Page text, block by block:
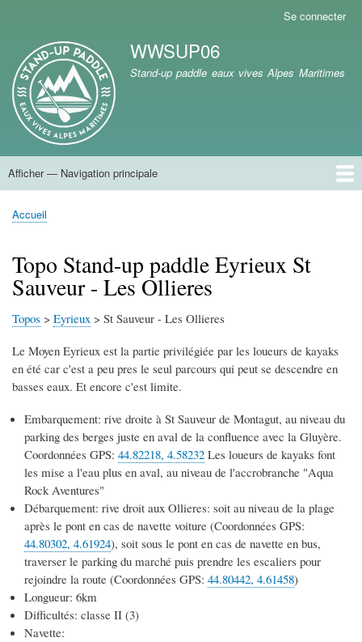
contenu
principal
compte
de
l'utilisateur
Se connecter
Marque du site
WWSUP06
Stand-up paddle eaux vives Alpes Maritimes
Navigation
Afficher — Navigation principale
Accueil
Fil
Accueil
Topo Stand-up paddle Eyrieux St
Sauveur - Les Ollieres
Topos > Eyrieux > St Sauveur - Les Ollieres
Le Moyen Eyrieux est la partie privilégiée par les loueurs de kayaks
en été car c'est a peu pres le seul parcours qui peut se descendre en
basses eaux. Et encore c'est limite.
Embarquement: rive droite à St Sauveur de Montagut, au niveau du
parking des berges juste en aval de la confluence avec la Gluyère.
Coordonnées GPS: 44.82218, 4.58232 Les loueurs de kayaks font
les mise a l'eau plus en aval, au niveau de l'accrobranche "Aqua
Rock Aventures"
Débarquement: rive droit aux Ollieres: soit au niveau de la plage
après le pont en cas de navette voiture (Coordonnées GPS:
44.80302, 4.61924), soit sous le pont en cas de navette en bus,
traverser le parking du marché puis prendre les escaliers pour
rejoindre la route (Coordonnées GPS: 44.80442, 4.61458)
Longueur: 6km
Difficultés: classe II (3)
Navette: